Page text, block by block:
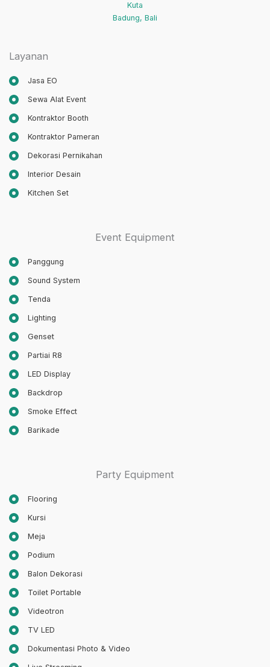
Kuta
Badung, Bali
Layanan
Jasa EO
Sewa Alat Event
Kontraktor Booth
Kontraktor Pameran
Dekorasi Pernikahan
Interior Desain
Kitchen Set
Event Equipment
Panggung
Sound System
Tenda
Lighting
Genset
Partiai R8
LED Display
Backdrop
Smoke Effect
Barikade
Party Equipment
Flooring
Kursi
Meja
Podium
Balon Dekorasi
Toilet Portable
Videotron
TV LED
Dokumentasi Photo & Video